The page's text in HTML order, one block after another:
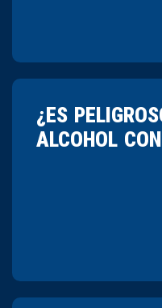
¿ES
ALCOHOL